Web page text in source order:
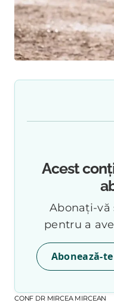
Acest
Abonați-vă
pentru a
Abonează-te
CONF DR MIRCEA MIRCEAN